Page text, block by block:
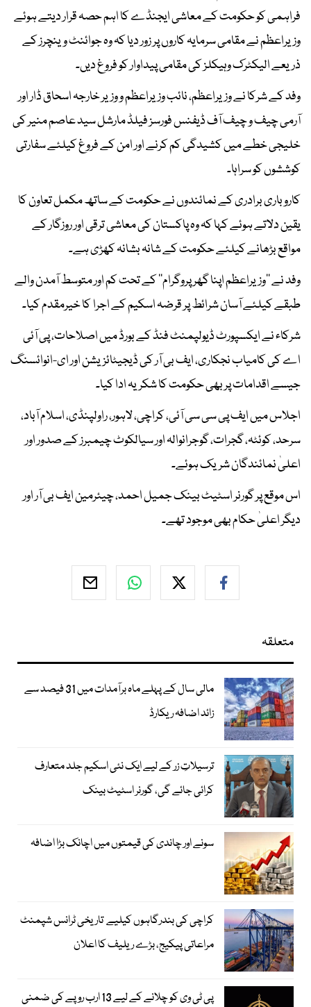
فراہمی کو حکومت کے معاشی ایجنڈے کا اہم حصہ قرار دیتے ہوئے
وزیراعظم نے مقامی سرمایہ کاروں پر زور دیا کہ وہ جوائنٹ وینچرز کے
ذریعے الیکٹرک وہیکلز کی مقامی پیداوار کو فروغ دیں۔
وفد کے شرکا نے وزیراعظم، نائب وزیراعظم و وزیر خارجہ اسحاق ڈار اور
آرمی چیف و چیف آف ڈیفنس فورسز فیلڈ مارشل سید عاصم منیر کی
خلیجی خطے میں کشیدگی کم کرنے اور امن کے فروغ کیلئے سفارتی
کوششوں کو سراہا۔
کاروباری برادری کے نمائندوں نے حکومت کے ساتھ مکمل تعاون کا
یقین دلاتے ہوئے کہا کہ وہ پاکستان کی معاشی ترقی اور روزگار کے
مواقع بڑھانے کیلئے حکومت کے شانہ بشانہ کھڑی ہے۔
وفد نے ’’وزیراعظم اپنا گھر پروگرام‘‘ کے تحت کم اور متوسط آمدن والے
طبقے کیلئے آسان شرائط پر قرضہ اسکیم کے اجرا کا خیرمقدم کیا۔
شرکاء نے ایکسپورٹ ڈیولپمنٹ فنڈ کے بورڈ میں اصلاحات، پی آئی
اے کی کامیاب نجکاری، ایف بی آر کی ڈیجیٹائزیشن اور ای-انوائسنگ
جیسے اقدامات پر بھی حکومت کا شکریہ ادا کیا۔
اجلاس میں ایف پی سی سی آئی، کراچی، لاہور، راولپنڈی، اسلام آباد،
سرحد، کوئٹہ، گجرات، گوجرانوالہ اور سیالکوٹ چیمبرز کے صدور اور
اعلیٰ نمائندگان شریک ہوئے۔
اس موقع پر گورنر اسٹیٹ بینک جمیل احمد، چیئرمین ایف بی آر اور
دیگر اعلیٰ حکام بھی موجود تھے۔
متعلقہ
مالی سال کے پہلے ماہ برآمدات میں 31 فیصد سے
زائد اضافہ ریکارڈ
ترسیلاتِ زر کے لیے ایک نئی اسکیم جلد متعارف
کرائی جائے گی، گورنر اسٹیٹ بینک
سونے اور چاندی کی قیمتوں میں اچانک بڑا اضافہ
کراچی کی بندرگاہوں کیلیے تاریخی ٹرانس شپمنٹ
مراعاتی پیکیج، بڑے ریلیف کا اعلان
پی ٹی وی کو چلانے کے لیے 13 ارب روپے کی ضمنی